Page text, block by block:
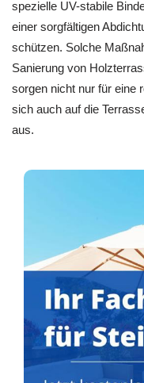
spezielle UV-stabile
einer sorgfältigen
schützen. Solche
Sanierung von
sorgen nicht nur für eine
sich auch auf die
aus.